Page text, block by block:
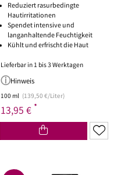
Reduziert rasurbedingte
Hautirritationen
Spendet intensive und
langanhaltende Feuchtigkeit
Kühlt und erfrischt die Haut
Lieferbar in 1 bis 3 Werktagen
Hinweis
100 ml (139,50 €/Liter)
13,95 € *